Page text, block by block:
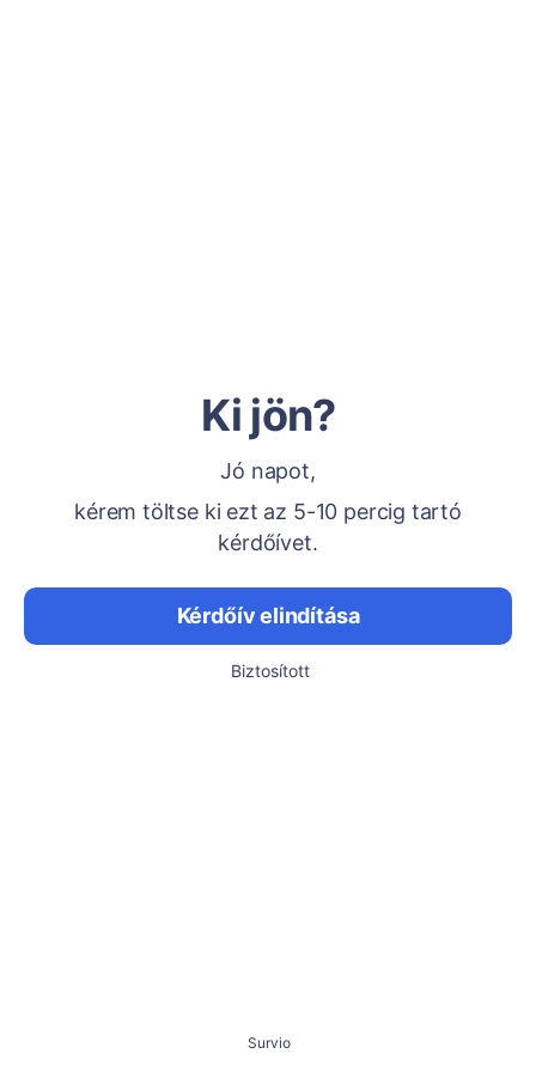
Ki jön?
Jó napot,
kérem töltse ki ezt az 5-10 percig tartó
kérdőívet.
Kérdőív elindítása
Biztosított
Survio